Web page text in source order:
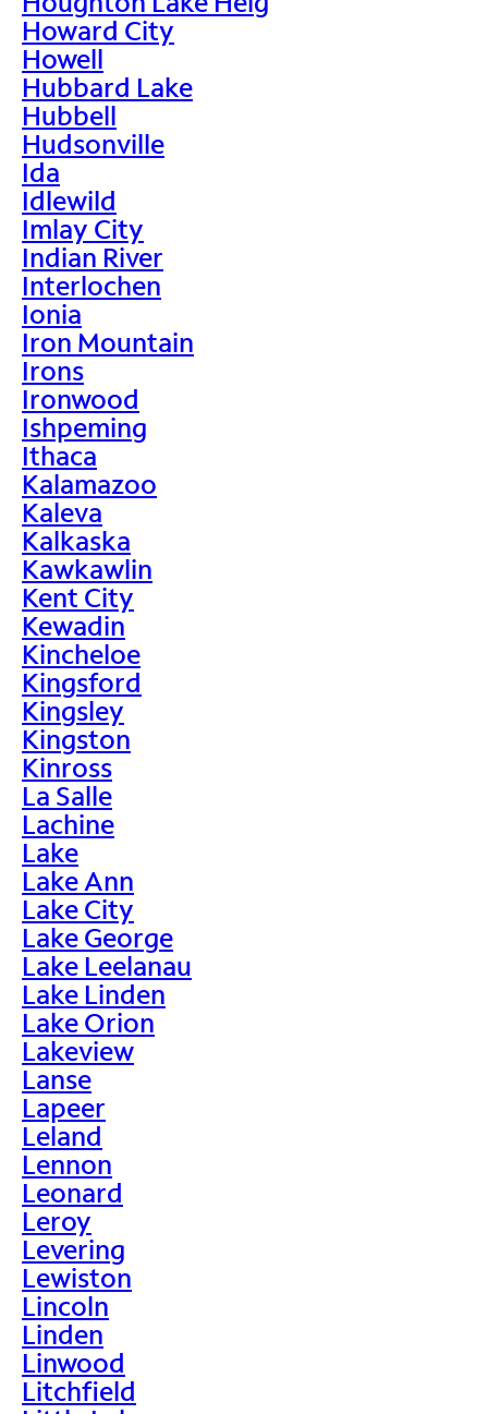
Howard City
Howell
Hubbard Lake
Hubbell
Hudsonville
Ida
Idlewild
Imlay City
Indian River
Interlochen
Ionia
Iron Mountain
Irons
Ironwood
Ishpeming
Ithaca
Kalamazoo
Kaleva
Kalkaska
Kawkawlin
Kent City
Kewadin
Kincheloe
Kingsford
Kingsley
Kingston
Kinross
La Salle
Lachine
Lake
Lake Ann
Lake City
Lake George
Lake Leelanau
Lake Linden
Lake Orion
Lakeview
Lanse
Lapeer
Leland
Lennon
Leonard
Leroy
Levering
Lewiston
Lincoln
Linden
Linwood
Litchfield